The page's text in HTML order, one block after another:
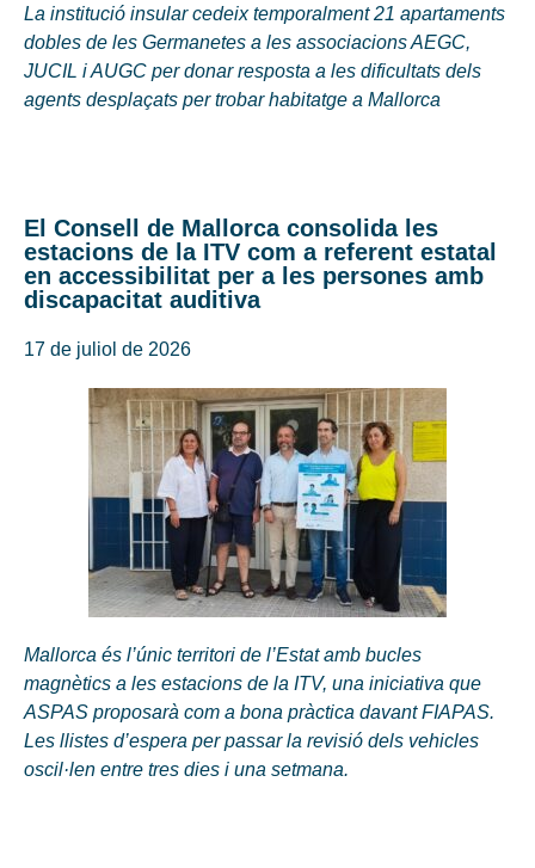
La institució insular cedeix temporalment 21 apartaments
dobles de les Germanetes a les associacions AEGC,
JUCIL i AUGC per donar resposta a les dificultats dels
agents desplaçats per trobar habitatge a Mallorca
El Consell de Mallorca consolida les
estacions de la ITV com a referent estatal
en accessibilitat per a les persones amb
discapacitat auditiva
17 de juliol de 2026
Mallorca és l’únic territori de l’Estat amb bucles
magnètics a les estacions de la ITV, una iniciativa que
ASPAS proposarà com a bona pràctica davant FIAPAS.
Les llistes d’espera per passar la revisió dels vehicles
oscil·len entre tres dies i una setmana.